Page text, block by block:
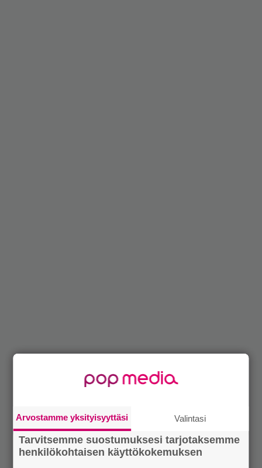
Arvostamme yksityisyyttäsi Valintasi
Tarvitsemme suostumuksesi tarjotaksemme
henkilökohtaisen käyttökokemuksen